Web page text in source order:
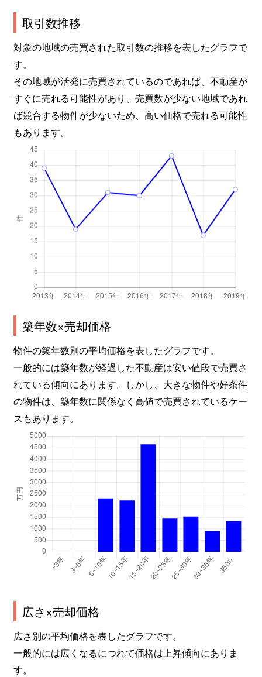
取引数推移
対象の地域の売買された取引数の推移を表したグラフで
す。
その地域が活発に売買されているのであれば、不動産が
すぐに売れる可能性があり、売買数が少ない地域であれ
ば競合する物件が少ないため、高い価格で売れる可能性
もあります。
築年数×売却価格
物件の築年数別の平均価格を表したグラフです。
一般的には築年数が経過した不動産は安い値段で売買さ
れている傾向にあります。しかし、大きな物件や好条件
の物件は、築年数に関係なく高値で売買されているケー
スもあります。
広さ×売却価格
広さ別の平均価格を表したグラフです。
一般的には広くなるにつれて価格は上昇傾向にありま
す。